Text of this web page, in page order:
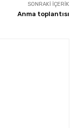
SONRAKI İÇERIK
Anma toplantısı